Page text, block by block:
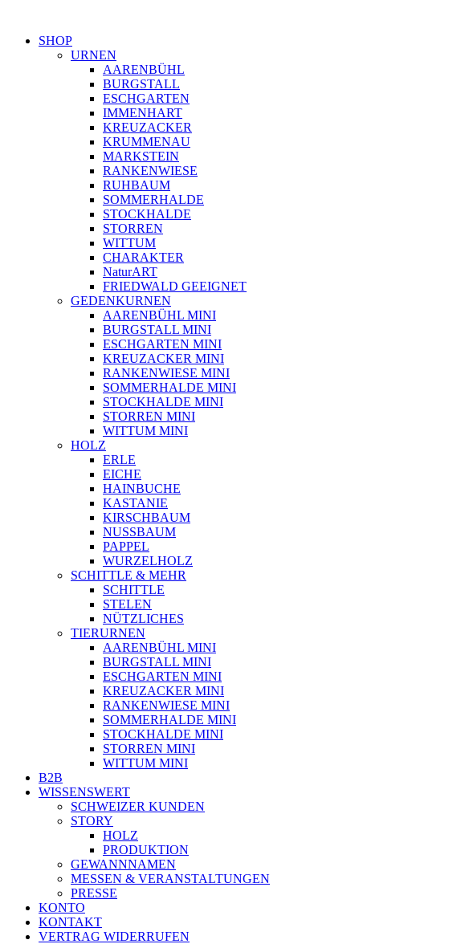
SHOP
URNEN
AARENBÜHL
BURGSTALL
ESCHGARTEN
IMMENHART
KREUZACKER
KRUMMENAU
MARKSTEIN
RANKENWIESE
RUHBAUM
SOMMERHALDE
STOCKHALDE
STORREN
WITTUM
CHARAKTER
NaturART
FRIEDWALD GEEIGNET
GEDENKURNEN
AARENBÜHL MINI
BURGSTALL MINI
ESCHGARTEN MINI
KREUZACKER MINI
RANKENWIESE MINI
SOMMERHALDE MINI
STOCKHALDE MINI
STORREN MINI
WITTUM MINI
HOLZ
ERLE
EICHE
HAINBUCHE
KASTANIE
KIRSCHBAUM
NUSSBAUM
PAPPEL
WURZELHOLZ
SCHITTLE & MEHR
SCHITTLE
STELEN
NÜTZLICHES
TIERURNEN
AARENBÜHL MINI
BURGSTALL MINI
ESCHGARTEN MINI
KREUZACKER MINI
RANKENWIESE MINI
SOMMERHALDE MINI
STOCKHALDE MINI
STORREN MINI
WITTUM MINI
B2B
WISSENSWERT
SCHWEIZER KUNDEN
STORY
HOLZ
PRODUKTION
GEWANNNAMEN
MESSEN & VERANSTALTUNGEN
PRESSE
KONTO
KONTAKT
VERTRAG WIDERRUFEN